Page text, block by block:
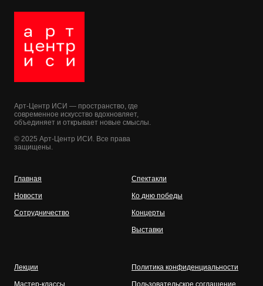
Арт-Центр ИСИ — пространство, где
современное искусство вдохновляет,
объединяет и открывает новые смыслы.
© 2025 Арт-Центр ИСИ. Все права
защищены.
Главная
Новости
Сотрудничество
Спектакли
Ко дню победы
Концерты
Выставки
Лекции
Мастер-классы
Политика конфиденциальности
Пользовательское соглашение